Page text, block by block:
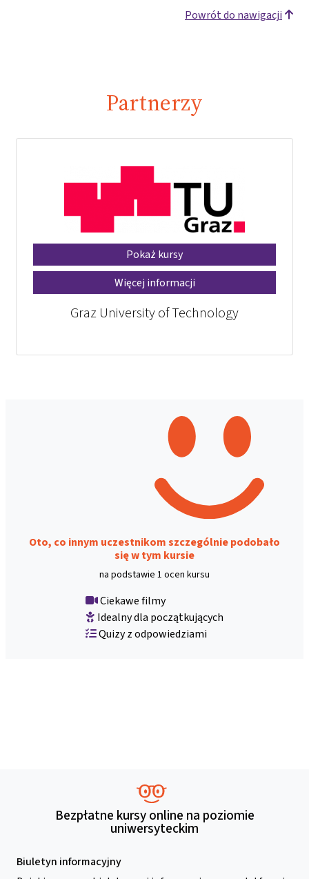
Powrót do nawigacji
Partnerzy
Pokaż kursy
Więcej informacji
Graz University of Technology
Oto, co innym uczestnikom szczególnie podobało
się w tym kursie
na podstawie 1 ocen kursu
Ciekawe filmy
Idealny dla początkujących
Quizy z odpowiedziami
Bezpłatne kursy online na poziomie
uniwersyteckim
Biuletyn informacyjny